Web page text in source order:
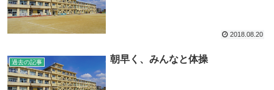
2018.08.20
過去の記事 朝早く、みんなと体操